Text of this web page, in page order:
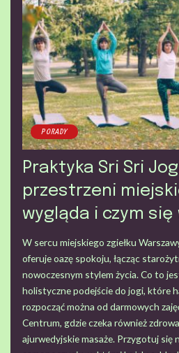
PORADY
Praktyka Sri Sri
przestrzeni
wygląda i czym się
W sercu miejskiego zgiełku
oferuje oazę spokoju, łącząc
nowoczesnym stylem życia. Co to
holistyczne podejście do jogi, które
rozpocząć można od darmowych
Centrum, gdzie czeka również
ajurwedyjskie masaże. Przygotuj się